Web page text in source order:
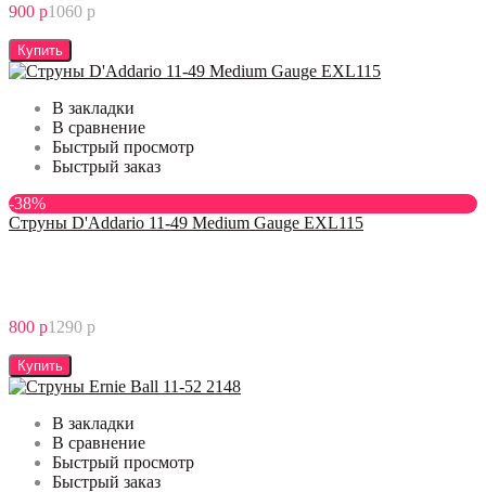
900 р1060 р
Купить
В закладки
В сравнение
Быстрый просмотр
Быстрый заказ
-38%
Струны D'Addario 11-49 Medium Gauge EXL115
800 р1290 р
Купить
В закладки
В сравнение
Быстрый просмотр
Быстрый заказ